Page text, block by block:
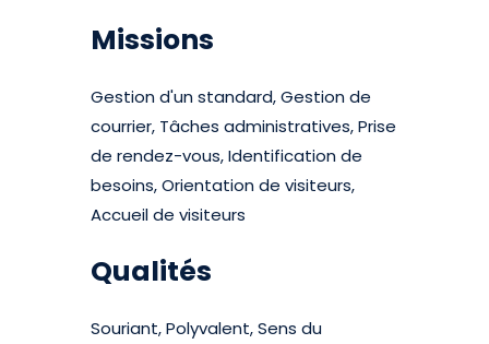
Missions
Gestion d'un standard, Gestion de
courrier, Tâches administratives, Prise
de rendez-vous, Identification de
besoins, Orientation de visiteurs,
Accueil de visiteurs
Qualités
Souriant, Polyvalent, Sens du